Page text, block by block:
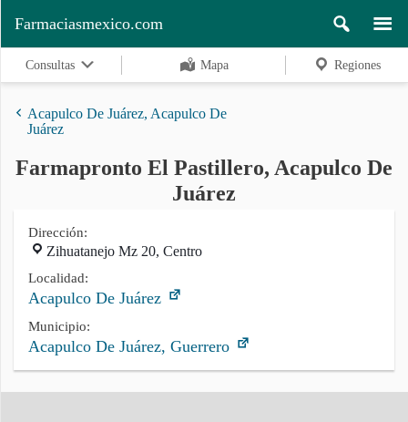
Regiones
Buscar
Contacto
Farmaciasmexico.com
Consultas Mapa Regiones
Acapulco De Juárez, Acapulco De
Juárez
Farmapronto El Pastillero, Acapulco De
Juárez
Dirección:
Zihuatanejo Mz 20, Centro
Localidad:
Acapulco De Juárez
Municipio:
Acapulco De Juárez, Guerrero